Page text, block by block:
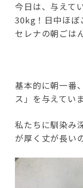
今日は、与えて
30kg！日中ほぼ
セレナの朝ごは
基本的に朝一番
ス」を与えていま
私たちに馴染み
が厚く丈が長い